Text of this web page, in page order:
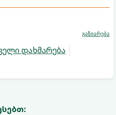
დახმარება
გაზიარება